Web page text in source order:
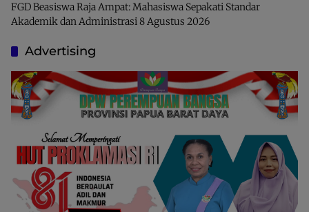
FGD Beasiswa Raja Ampat: Mahasiswa Sepakati Standar
Akademik dan Administrasi8 Agustus 2026
Advertising